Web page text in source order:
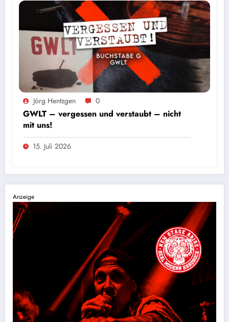
Foto: Andres Valdes
Jörg Hentzgen 0
GWLT – vergessen und verstaubt – nicht
mit uns!
15. Juli 2026
Anzeige